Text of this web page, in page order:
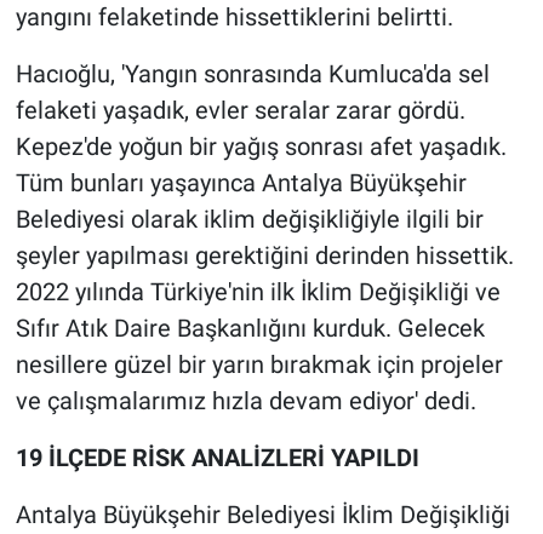
yangını felaketinde hissettiklerini belirtti.
Hacıoğlu, 'Yangın sonrasında Kumluca'da sel
felaketi yaşadık, evler seralar zarar gördü.
Kepez'de yoğun bir yağış sonrası afet yaşadık.
Tüm bunları yaşayınca Antalya Büyükşehir
Belediyesi olarak iklim değişikliğiyle ilgili bir
şeyler yapılması gerektiğini derinden hissettik.
2022 yılında Türkiye'nin ilk İklim Değişikliği ve
Sıfır Atık Daire Başkanlığını kurduk. Gelecek
nesillere güzel bir yarın bırakmak için projeler
ve çalışmalarımız hızla devam ediyor' dedi.
19 İLÇEDE RİSK ANALİZLERİ YAPILDI
Antalya Büyükşehir Belediyesi İklim Değişikliği